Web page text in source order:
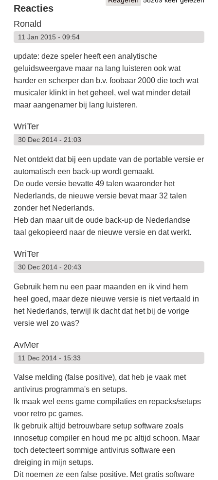
Reacties
Ronald
11 Jan 2015 - 09:54
update: deze speler heeft een analytische
geluidsweergave maar na lang luisteren ook wat
harder en scherper dan b.v. foobaar 2000 die toch wat
musicaler klinkt in het geheel, wel wat minder detail
maar aangenamer bij lang luisteren.
WriTer
30 Dec 2014 - 21:03
Net ontdekt dat bij een update van de portable versie er
automatisch een back-up wordt gemaakt.
De oude versie bevatte 49 talen waaronder het
Nederlands, de nieuwe versie bevat maar 32 talen
zonder het Nederlands.
Heb dan maar uit de oude back-up de Nederlandse
taal gekopieerd naar de nieuwe versie en dat werkt.
WriTer
30 Dec 2014 - 20:43
Gebruik hem nu een paar maanden en ik vind hem
heel goed, maar deze nieuwe versie is niet vertaald in
het Nederlands, terwijl ik dacht dat het bij de vorige
versie wel zo was?
AvMer
11 Dec 2014 - 15:33
Valse melding (false positive), dat heb je vaak met
antivirus programma's en setups.
Ik maak wel eens game compilaties en repacks/setups
voor retro pc games.
Ik gebruik altijd betrouwbare setup software zoals
innosetup compiler en houd me pc altijd schoon. Maar
toch detecteert sommige antivirus software een
dreiging in mijn setups.
Dit noemen ze een false positive. Met gratis software